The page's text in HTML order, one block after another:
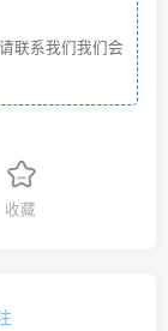
联系我们我们会
收藏